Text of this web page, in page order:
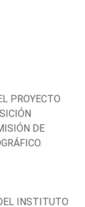
PROYECTO
DE
INSTITUTO